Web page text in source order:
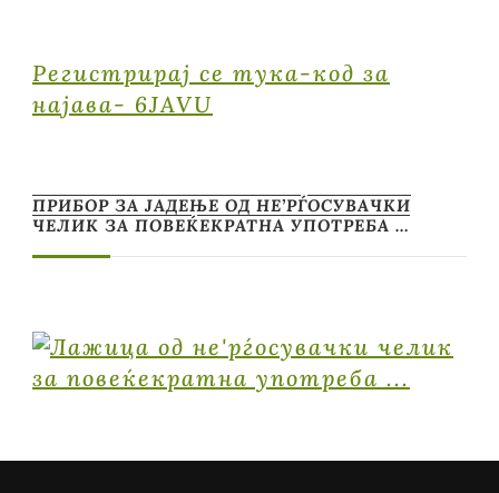
Регистрирај се тука-код за
најава- 6JAVU
ПРИБОР ЗА ЈАДЕЊЕ ОД НЕ’РЃОСУВАЧКИ
ЧЕЛИК ЗА ПОВЕЌЕКРАТНА УПОТРЕБА …